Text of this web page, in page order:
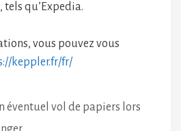
tels qu’Expedia.
vous pouvez vous
keppler.fr/fr/
éventuel vol de papiers lors